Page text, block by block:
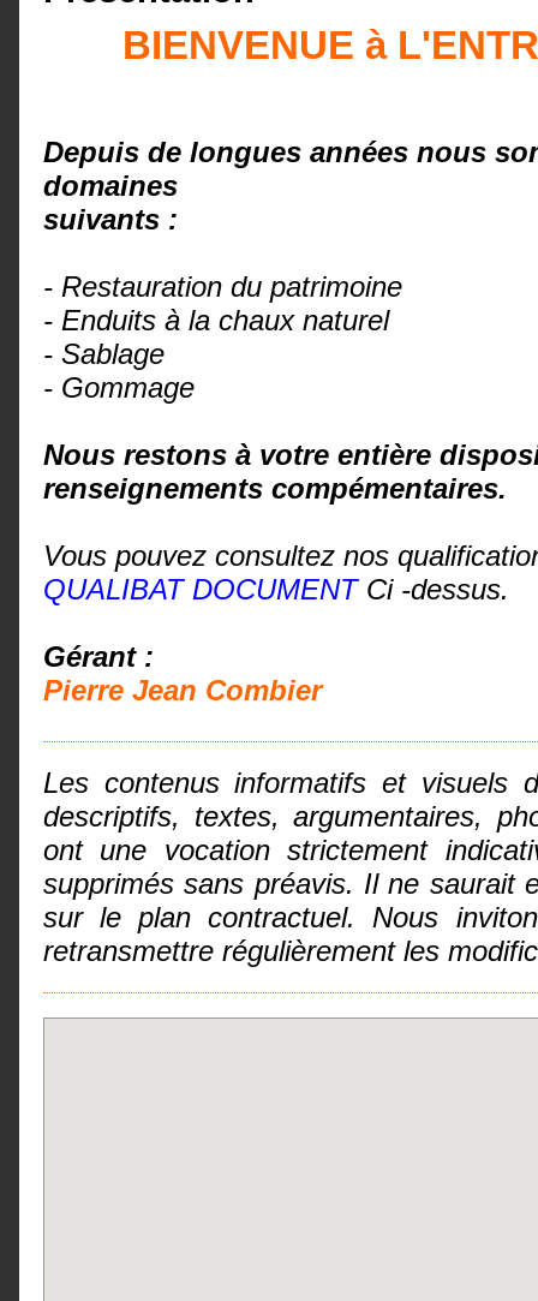
BIENVENUE à
Depuis de longues années nous
domaines
suivants :
- Restauration du patrimoine
- Enduits à la chaux naturel
- Sablage
- Gommage
Nous restons à votre entière
renseignements compémentaires.
Vous pouvez consultez nos
QUALIBAT DOCUMENTCi -dessus.
Gérant :
Pierre Jean Combier
Les contenus informatifs et visuels
descriptifs, textes, argumentaires,
ont une vocation strictement
supprimés sans préavis. Il ne saurait
sur le plan contractuel. Nous
retransmettre régulièrement les